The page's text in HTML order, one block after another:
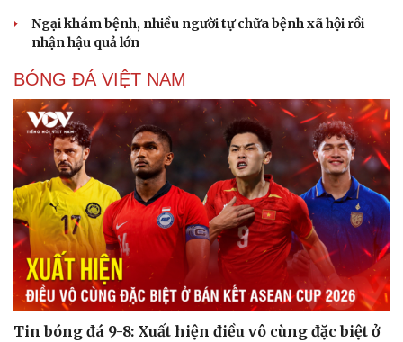
Ngại khám bệnh, nhiều người tự chữa bệnh xã hội rồi
nhận hậu quả lớn
BÓNG ĐÁ VIỆT NAM
Tin bóng đá 9-8: Xuất hiện điều vô cùng đặc biệt ở